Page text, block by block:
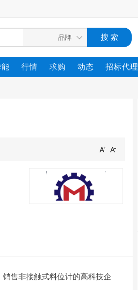
行情 求购 动态 招标代理
售非接触式料位计的高科技企